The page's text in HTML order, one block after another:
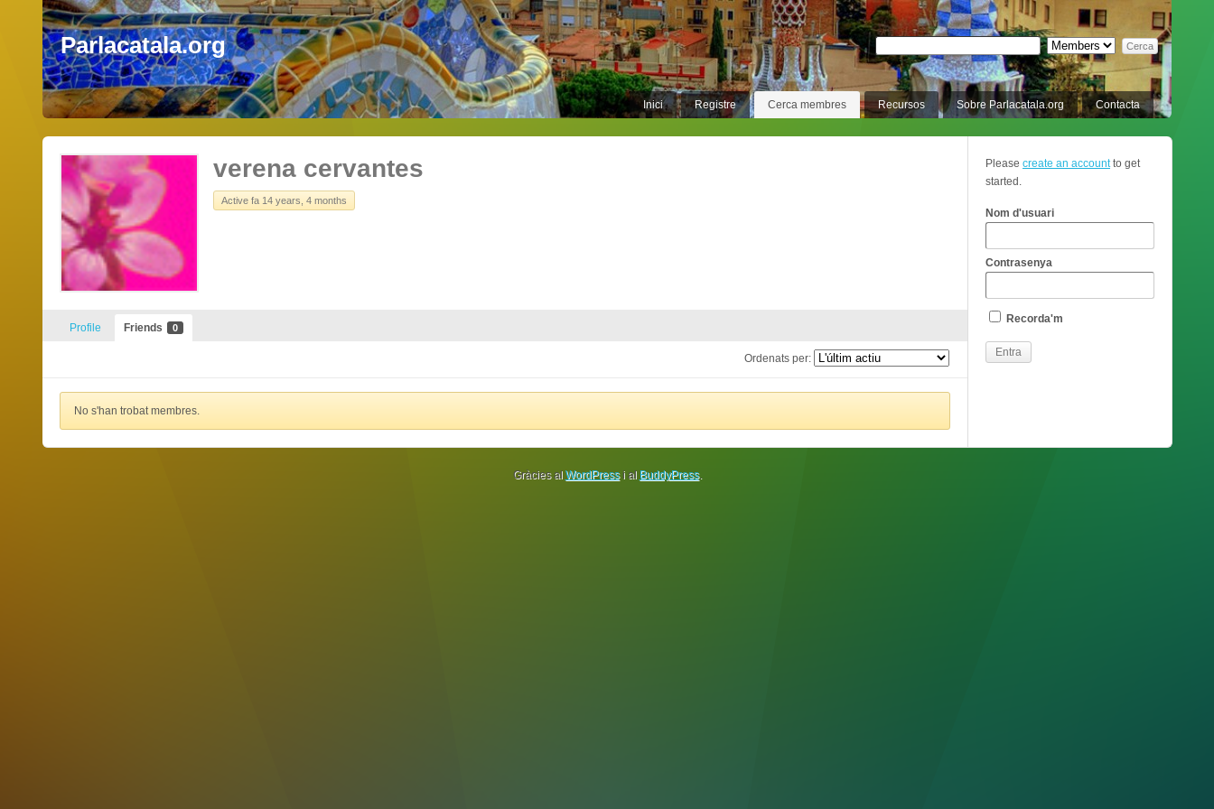
Parlacatala.org
Inici Registre Cerca membres Recursos Sobre Parlacatala.org Contacta
verena cervantes
Active fa 14 years, 4 months
Profile Friends 0
Ordenats per:
No s'han trobat membres.
Please create an accountto get
started.
Nom d'usuari
Contrasenya
Recorda'm
Gràcies al WordPressi al BuddyPress.